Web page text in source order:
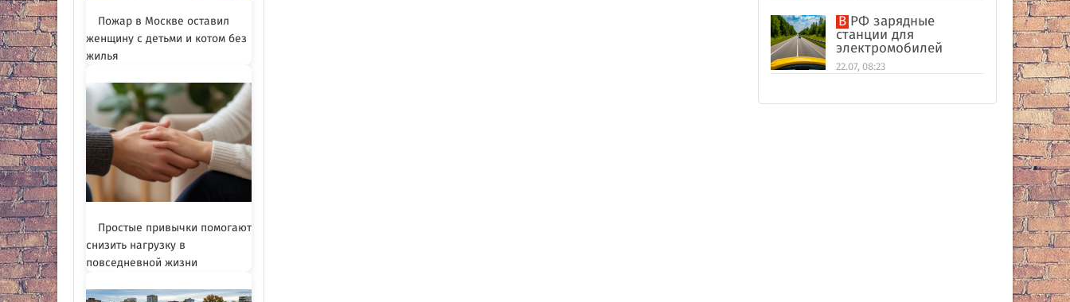
Пожар в Москве оставил
женщину с детьми и котом без
жилья
Простые привычки помогают
снизить нагрузку в
повседневной жизни
В РФ зарядные
станции для
электромобилей
оказались на грани
перегрузки
22.07, 08:23